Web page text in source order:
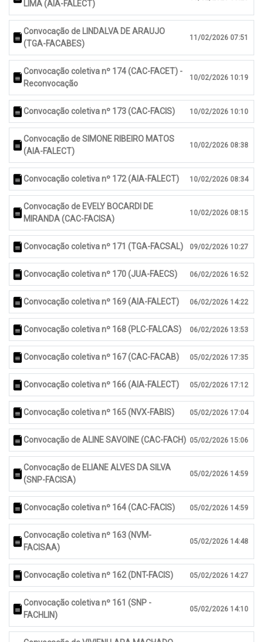
LIMA (AIA-FALECT)
Convocação de LINDALVA DE ARAUJO
(TGA-FACABES)
11/02/2026 07:51
Convocação coletiva nº 174 (CAC-FACET) -
Reconvocação
10/02/2026 10:19
Convocação coletiva nº 173 (CAC-FACIS) 10/02/2026 10:10
Convocação de SIMONE RIBEIRO MATOS
(AIA-FALECT)
10/02/2026 08:38
Convocação coletiva nº 172 (AIA-FALECT) 10/02/2026 08:34
Convocação de EVELY BOCARDI DE
MIRANDA (CAC-FACISA)
10/02/2026 08:15
Convocação coletiva nº 171 (TGA-FACSAL) 09/02/2026 10:27
Convocação coletiva nº 170 (JUA-FAECS) 06/02/2026 16:52
Convocação coletiva nº 169 (AIA-FALECT) 06/02/2026 14:22
Convocação coletiva nº 168 (PLC-FALCAS) 06/02/2026 13:53
Convocação coletiva nº 167 (CAC-FACAB) 05/02/2026 17:35
Convocação coletiva nº 166 (AIA-FALECT) 05/02/2026 17:12
Convocação coletiva nº 165 (NVX-FABIS) 05/02/2026 17:04
Convocação de ALINE SAVOINE (CAC-FACH) 05/02/2026 15:06
Convocação de ELIANE ALVES DA SILVA
(SNP-FACISA)
05/02/2026 14:59
Convocação coletiva nº 164 (CAC-FACIS) 05/02/2026 14:59
Convocação coletiva nº 163 (NVM-
FACISAA)
05/02/2026 14:48
Convocação coletiva nº 162 (DNT-FACIS) 05/02/2026 14:27
Convocação coletiva nº 161 (SNP -
FACHLIN)
05/02/2026 14:10